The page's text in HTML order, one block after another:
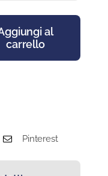
al
carrello
Pinterest